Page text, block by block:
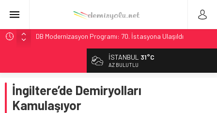
DB Modernizasyon Programı: 70. İstasyona Ulaşıldı
GB Railfreight İngiltere’de Lider, Class 99’lar 2026’da Yolda
İngiltere Demiryolunda Tarihi Entegrasyon: GBR Anglia
Resmen Başladı
Malezya Havayolları, TGV ile 28 Fransız Şehrine Tek Bilet
Ukrayna’da Yolcu Trenine İHA Saldırısı: Zamanında Tahliye
İSTANBUL 31°C
AZ BULUTLU
İngiltere’de Demiryolları
Kamulaşıyor